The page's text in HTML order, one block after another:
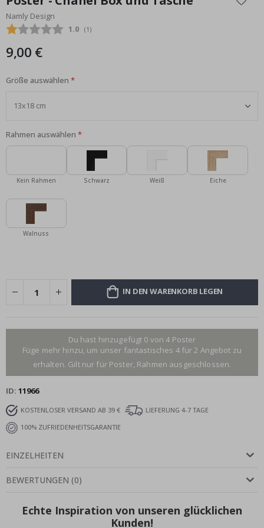
der
Bildgalerie
springen
Namly Design
Durchschnittliche Bewertung:
1.0 (abgegebene bewertungen:
1 )
9,00 €
Größe auswählen
Rahmen auswählen
Kein Rahmen Schwarz Weiß Eiche
Walnuss
IN DEN WARENKORB LEGEN
Du hast hinzugefügt 0 von 4 Poster
Füge mehr hinzu, um unser fantastisches 4 für 2 Angebot zu
erhalten. Gilt nur für Poster, Rahmen ausgeschlossen.
ID 11966
KOSTENLOSER VERSAND AB 39 €
LIEFERUNG 4-7 TAGE
100% ZUFRIEDENHEITSGARANTIE
EINZELHEITEN
BEWERTUNGEN (0)
Echte Inspiration von unseren glücklichen
Kunden!